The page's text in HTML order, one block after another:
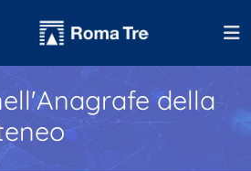
della